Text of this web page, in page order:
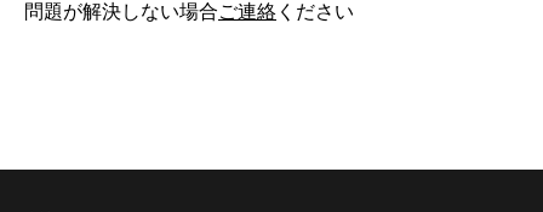
問題が解決しない場合ご連絡 ください